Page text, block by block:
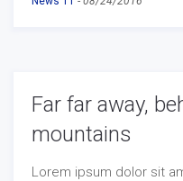
Far far away,
mountains
Lorem ipsum dolor sit